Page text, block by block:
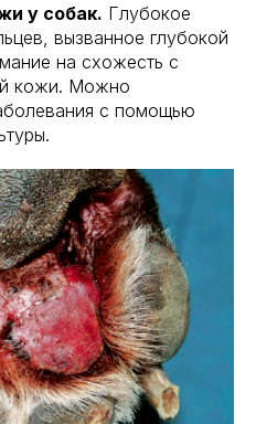
у собак. Глубокое
вызванное глубокой
на схожесть с
кожи. Можно
с помощью